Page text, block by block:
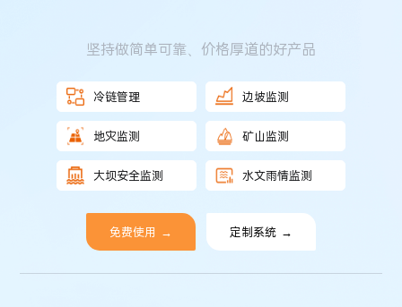
坚持做简单可靠、价格厚道的好产品
冷链管理 边坡监测
地灾监测 矿山监测
大坝安全监测 水文雨情监测
免费使用 → 定制系统 →